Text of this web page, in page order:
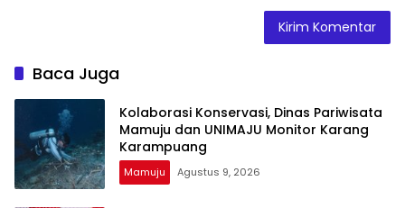
Baca Juga
Kolaborasi Konservasi, Dinas Pariwisata
Mamuju dan UNIMAJU Monitor Karang
Karampuang
Mamuju Agustus 9, 2026